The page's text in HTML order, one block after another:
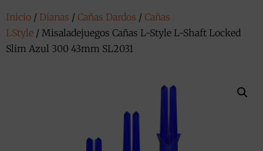
Inicio / Dianas / Cañas Dardos / Cañas
LStyle / Misaladejuegos Cañas L-Style L-Shaft Locked
Slim Azul 300 43mm SL2031